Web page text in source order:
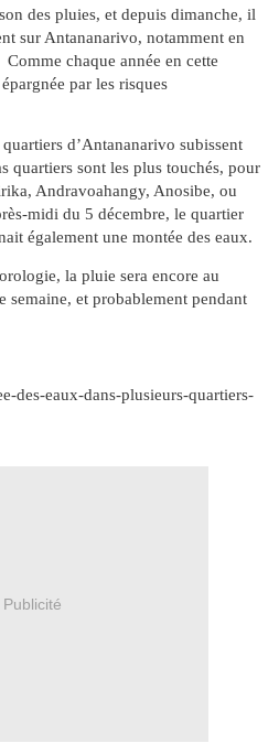
des pluies, et depuis dimanche, il
sur Antananarivo, notamment en
chaque année en cette
par les risques
d’Antananarivo subissent
quartiers sont les plus touchés, pour
Andravoahangy, Anosibe, ou
midi du 5 décembre, le quartier
également une montée des eaux.
la pluie sera encore au
semaine, et probablement pendant
des-eaux-dans-plusieurs-quartiers-
Publicité